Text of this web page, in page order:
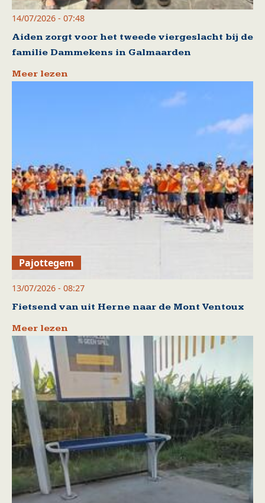
14/07/2026 - 07:48
Aiden zorgt voor het tweede viergeslacht bij de
familie Dammekens in Galmaarden
Meer lezen
Pajottegem
13/07/2026 - 08:27
Fietsend van uit Herne naar de Mont Ventoux
Meer lezen